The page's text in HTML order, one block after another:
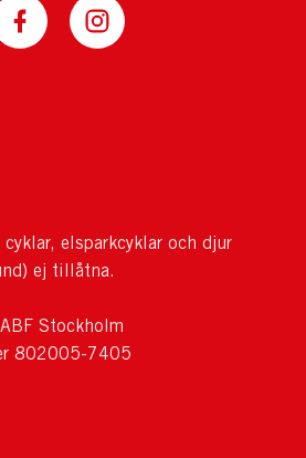
cyklar, elsparkcyklar och djur
ej tillåtna.
Stockholm
802005-7405